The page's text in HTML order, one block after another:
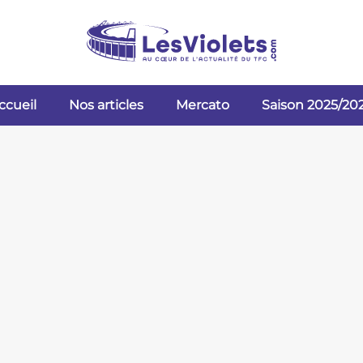
Nos articles Mercato Saison 2025/